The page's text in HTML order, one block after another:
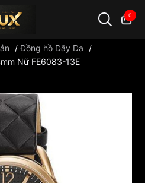
0
/Đồng hồ Dây Da
/
Nữ FE6083-13E